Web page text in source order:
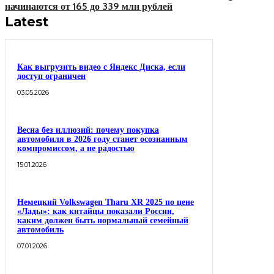
начинаются от 165 до 339 млн рублей
Latest
Как выгрузить видео с Яндекс Диска, если
доступ ограничен
03.05.2026
Весна без иллюзий: почему покупка
автомобиля в 2026 году станет осознанным
компромиссом, а не радостью
15.01.2026
Немецкий Volkswagen Tharu XR 2025 по цене
«Лады»: как китайцы показали России,
каким должен быть нормальный семейный
автомобиль
07.01.2026